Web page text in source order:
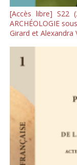
[Accès libre] S22
ARCHÉOLOGIE
Girard et Alexandra